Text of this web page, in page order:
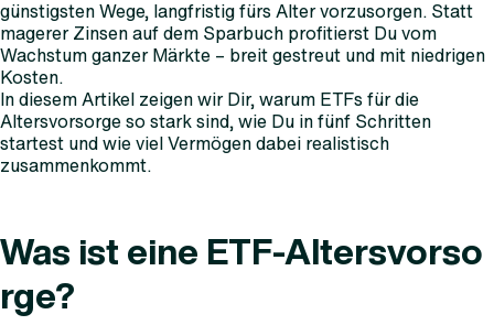
günstigsten Wege, langfristig fürs Alter vorzusorgen. Statt
magerer Zinsen auf dem Sparbuch profitierst Du vom
Wachstum ganzer Märkte – breit gestreut und mit niedrigen
Kosten.
In diesem Artikel zeigen wir Dir, warum ETFs für die
Altersvorsorge so stark sind, wie Du in fünf Schritten
startest und wie viel Vermögen dabei realistisch
zusammenkommt.
Was ist eine ETF-Altersvorso
rge?